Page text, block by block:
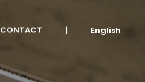
CONTACT English